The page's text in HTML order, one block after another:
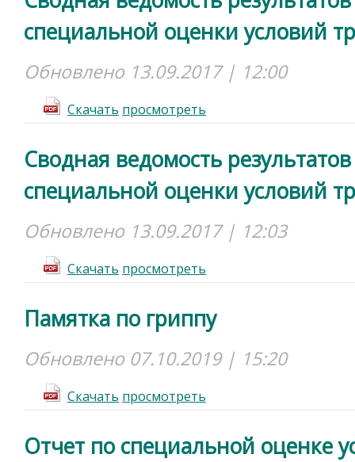
специальной оценки условий
Обновлено 13.09.2017 | 12:00
Cкачать просмотреть
Сводная ведомость
специальной оценки условий
Обновлено 13.09.2017 | 12:03
Cкачать просмотреть
Памятка по гриппу
Обновлено 07.10.2019 | 15:20
Cкачать просмотреть
Отчет по специальной оценке